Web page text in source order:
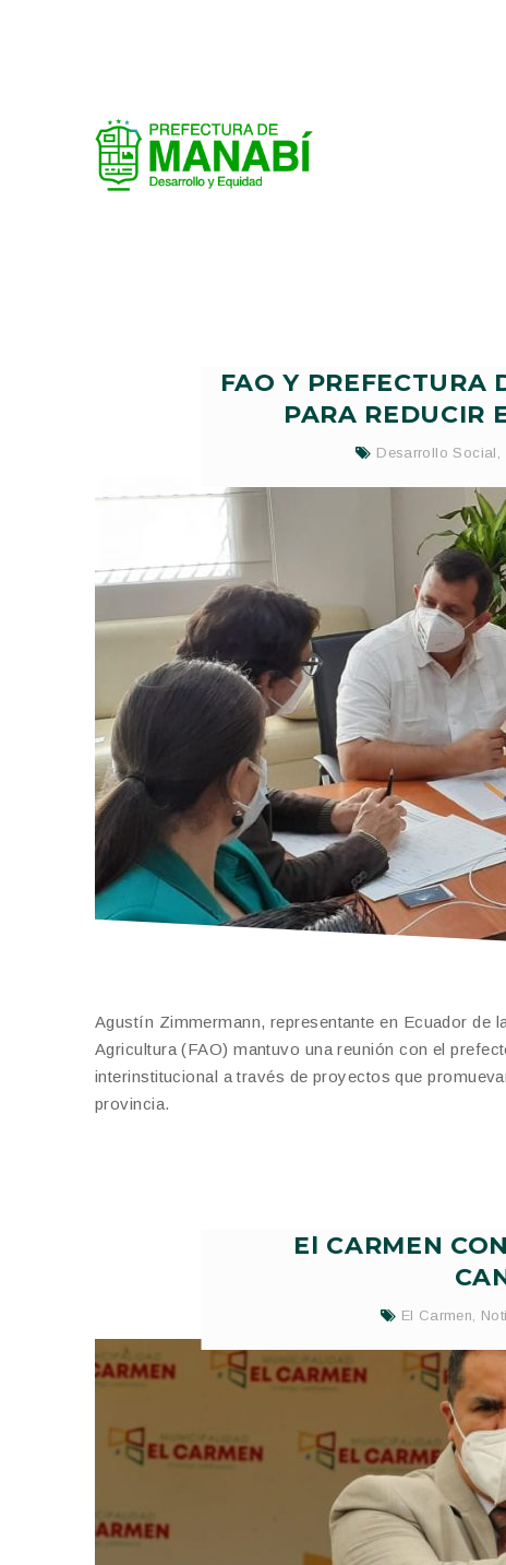
FAO Y
PARA REDUCIR
Desarrollo Social ,
Agustín Zimmermann, representante en Ecuador de
Agricultura (FAO) mantuvo una reunión con el
interinstitucional a través de proyectos que
provincia.
El CARMEN
El Carmen,